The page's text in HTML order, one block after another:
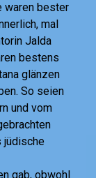
waren bester
mal
Jalda
bestens
glänzen
So seien
und vom
jüdische
gab, obwohl